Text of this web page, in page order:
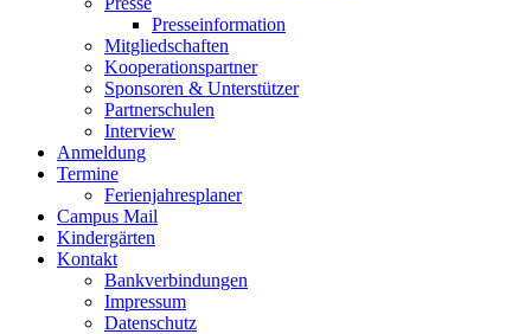
Presseinformation
Mitgliedschaften
Kooperationspartner
Sponsoren & Unterstützer
Partnerschulen
Interview
Anmeldung
Termine
Ferienjahresplaner
Campus Mail
Kindergärten
Kontakt
Bankverbindungen
Impressum
Datenschutz